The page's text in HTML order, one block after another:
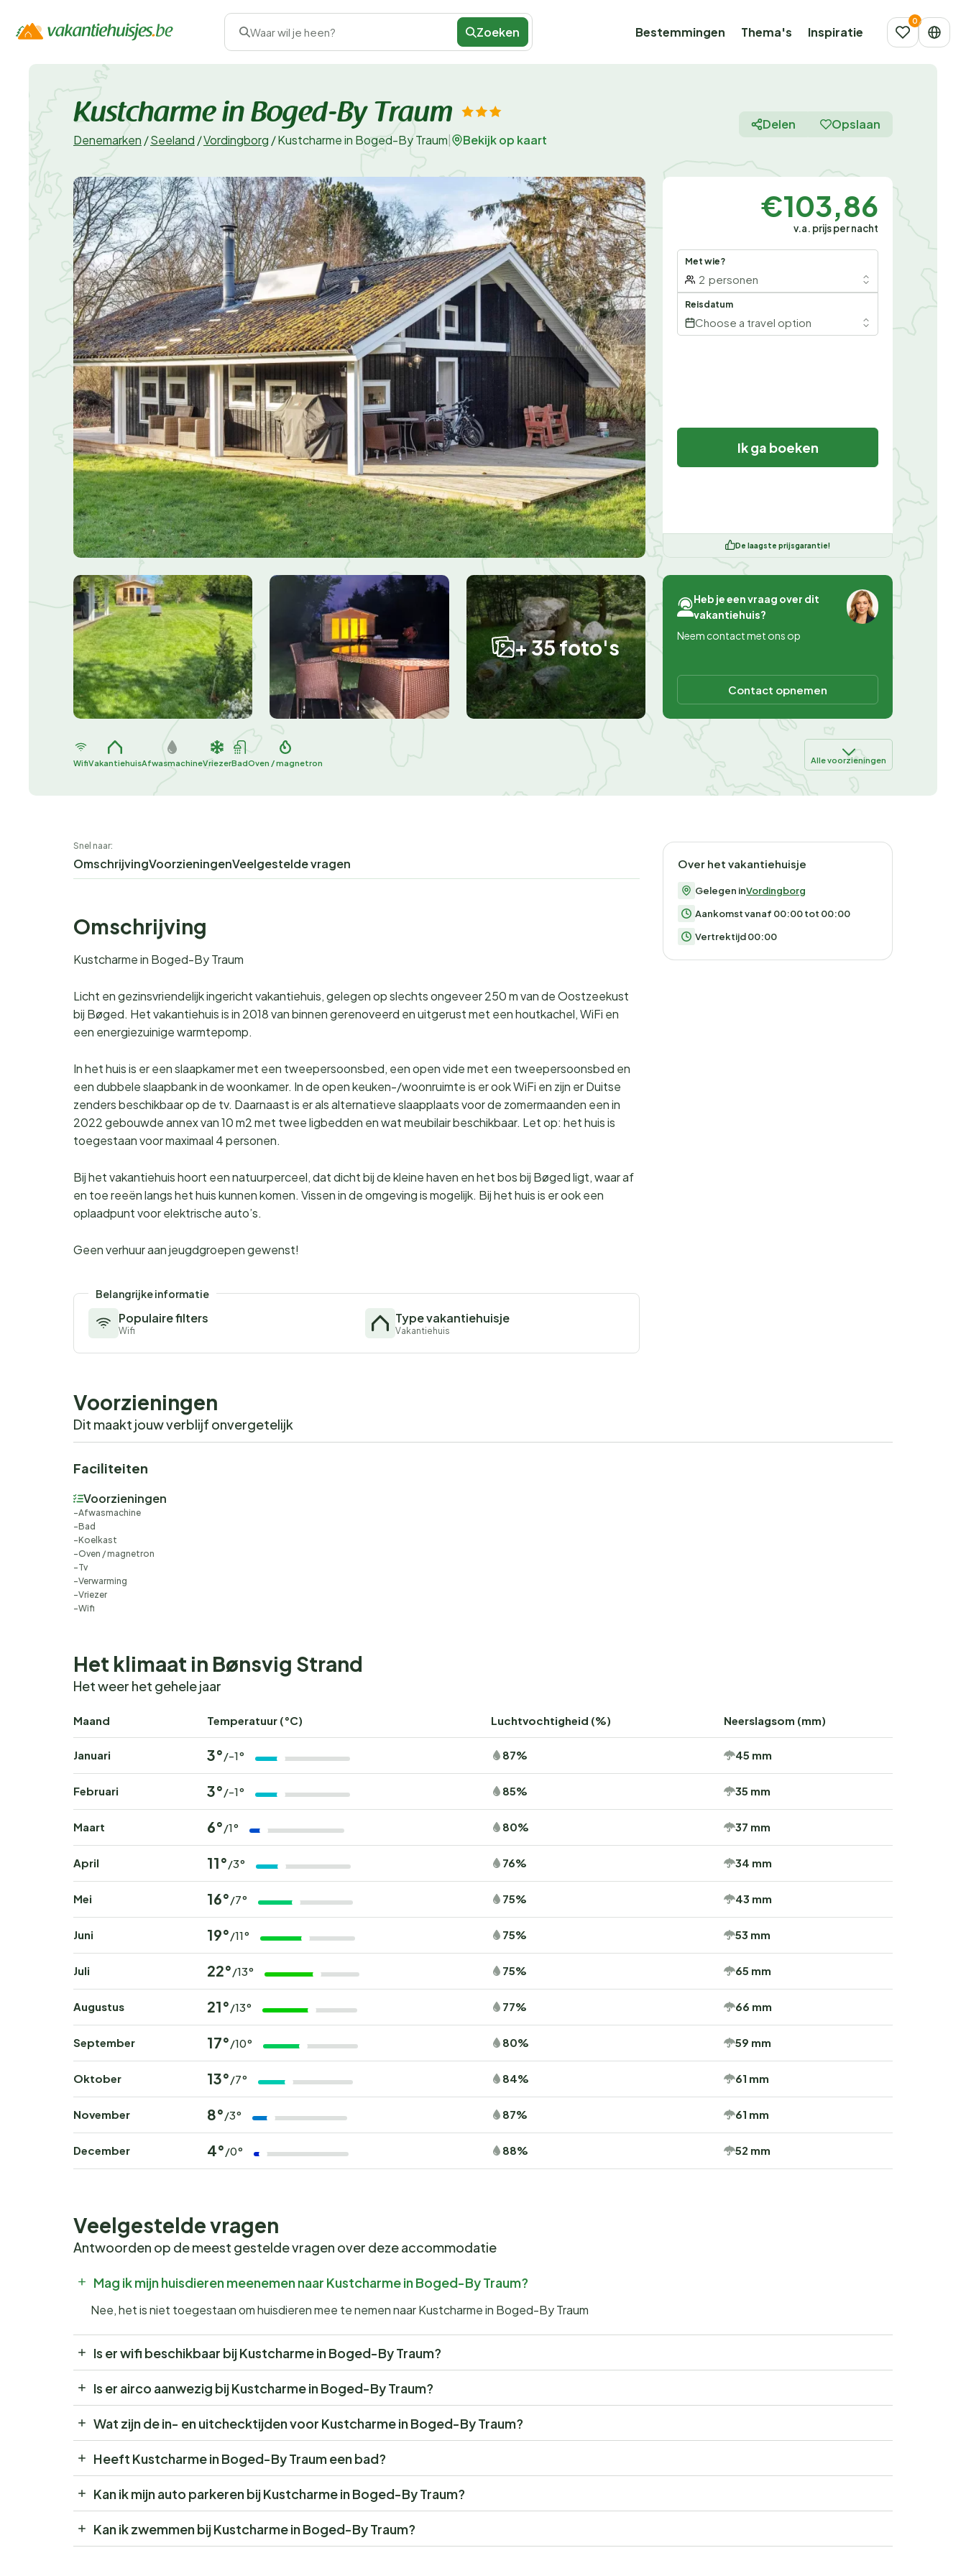
Waar wil je heen? Zoeken Bestemmingen Thema's Inspiratie
Kustcharme in Boged-By Traum
Denemarken /Seeland /Vordingborg /Kustcharme in Boged-By Traum Bekijk op kaart
Delen Opslaan
+ 35 foto's
€103,86
v.a. prijs per nacht
Met wie?
2 personen
Reisdatum
Choose a travel option
Ik ga boeken
De laagste prijsgarantie!
Heb je een vraag over dit
vakantiehuis?
Neem contact met ons op
Contact opnemen
WifiVakantiehuisAfwasmachineVriezerBadOven / magnetron Alle voorzieningen
Snel naar:
OmschrijvingVoorzieningenVeelgestelde vragen
Omschrijving
Kustcharme in Boged-By Traum
Licht en gezinsvriendelijk ingericht vakantiehuis, gelegen op slechts ongeveer 250 m van de Oostzeekust
bij Bøged. Het vakantiehuis is in 2018 van binnen gerenoveerd en uitgerust met een houtkachel, WiFi en
een energiezuinige warmtepomp.
In het huis is er een slaapkamer met een tweepersoonsbed, een open vide met een tweepersoonsbed en
een dubbele slaapbank in de woonkamer. In de open keuken-/woonruimte is er ook WiFi en zijn er Duitse
zenders beschikbaar op de tv. Daarnaast is er als alternatieve slaapplaats voor de zomermaanden een in
2022 gebouwde annex van 10 m2 met twee ligbedden en wat meubilair beschikbaar. Let op: het huis is
toegestaan voor maximaal 4 personen.
Bij het vakantiehuis hoort een natuurperceel, dat dicht bij de kleine haven en het bos bij Bøged ligt, waar af
en toe reeën langs het huis kunnen komen. Vissen in de omgeving is mogelijk. Bij het huis is er ook een
oplaadpunt voor elektrische auto’s.
Geen verhuur aan jeugdgroepen gewenst!
Belangrijke informatie
Populaire filters
Wifi
Type vakantiehuisje
Vakantiehuis
Over het vakantiehuisje
Gelegen inVordingborg
Aankomst vanaf 00:00 tot 00:00
Vertrektijd 00:00
Voorzieningen
Dit maakt jouw verblijf onvergetelijk
Faciliteiten
Voorzieningen
Afwasmachine
Bad
Koelkast
Oven / magnetron
Tv
Verwarming
Vriezer
Wifi
Het klimaat in Bønsvig Strand
Het weer het gehele jaar
Maand Temperatuur (°C) Luchtvochtigheid (%) Neerslagsom (mm)
Januari 3° /-1° 87% 45 mm
Februari 3° /-1° 85% 35 mm
Maart 6° /1° 80% 37 mm
April 11° /3° 76% 34 mm
Mei 16° /7° 75% 43 mm
Juni 19° /11° 75% 53 mm
Juli 22° /13° 75% 65 mm
Augustus 21° /13° 77% 66 mm
September 17° /10° 80% 59 mm
Oktober 13° /7° 84% 61 mm
November 8° /3° 87% 61 mm
December 4° /0° 88% 52 mm
Veelgestelde vragen
Antwoorden op de meest gestelde vragen over deze accommodatie
Mag ik mijn huisdieren meenemen naar Kustcharme in Boged-By Traum?
Nee, het is niet toegestaan om huisdieren mee te nemen naar Kustcharme in Boged-By Traum
Is er wifi beschikbaar bij Kustcharme in Boged-By Traum?
Is er airco aanwezig bij Kustcharme in Boged-By Traum?
Wat zijn de in- en uitchecktijden voor Kustcharme in Boged-By Traum?
Heeft Kustcharme in Boged-By Traum een bad?
Kan ik mijn auto parkeren bij Kustcharme in Boged-By Traum?
Kan ik zwemmen bij Kustcharme in Boged-By Traum?